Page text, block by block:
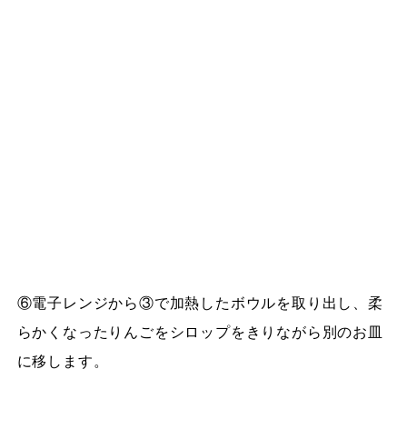
⑥電子レンジから③で加熱したボウルを取り出し、柔
らかくなったりんごをシロップをきりながら別のお皿
に移します。